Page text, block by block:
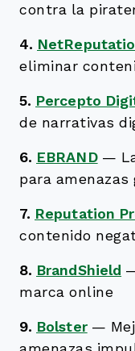
contra la
4.
eliminar
5. Percepto
de narrativas
6. EBRAND —
para amenazas
7. Reputation
contenido
8. BrandShield
marca online
9. Bolster —